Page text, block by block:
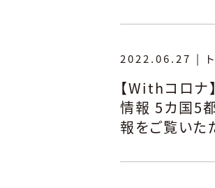
2022.06.27 |
【Withコロナ
情報 5カ国5
報をご覧いた